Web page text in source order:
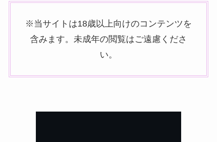
※当サイトは18歳以上向けのコンテンツを
含みます。未成年の閲覧はご遠慮くださ
い。